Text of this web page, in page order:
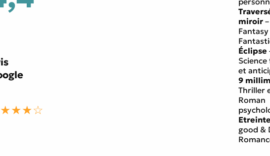
miroir –
Fantasy
Éclipse
et
9
Thriller
Roman
good &